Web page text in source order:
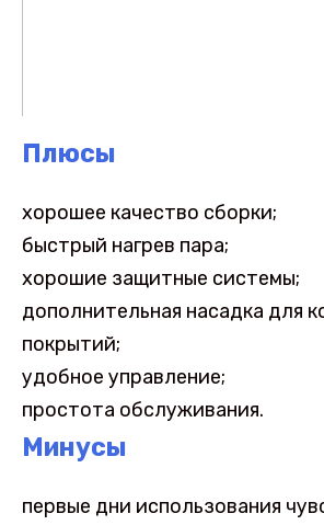
Плюсы
хорошее качество сборки;
быстрый нагрев пара;
хорошие защитные системы;
дополнительная насадка для
покрытий;
удобное управление;
простота обслуживания.
Минусы
первые дни использования